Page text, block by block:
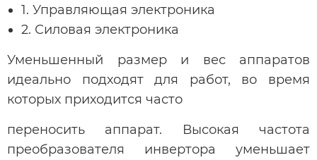
1. Управляющая электроника
2. Силовая электроника
Уменьшенный размер и вес аппаратов
идеально подходят для работ, во время
которых приходится часто
переносить аппарат. Высокая частота
преобразователя инвертора уменьшает